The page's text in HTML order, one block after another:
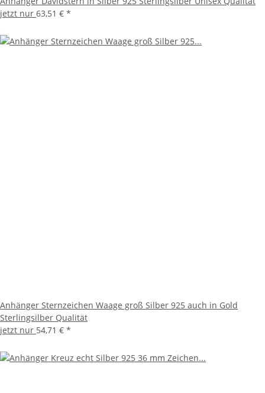
jetzt nur 63,51 € *
Anhänger Sternzeichen Waage groß Silber 925 auch in Gold
Sterlingsilber Qualität
jetzt nur 54,71 € *